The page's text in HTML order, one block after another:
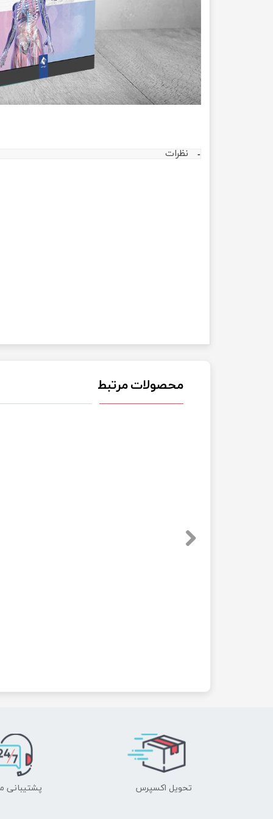
مهندسی نفت
تاریخ
جغرافیا
علوم
نظرات
محصولات مرتبط
تحویل اکسپرس پشتیبانی